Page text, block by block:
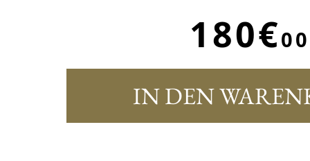
180€00
IN DEN